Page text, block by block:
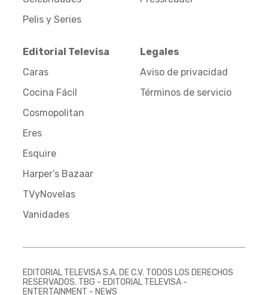
Pelis y Series
Editorial Televisa
Caras
Cocina Fácil
Cosmopolitan
Eres
Esquire
Harper’s Bazaar
TVyNovelas
Vanidades
Legales
Aviso de privacidad
Términos de servicio
EDITORIAL TELEVISA S.A. DE C.V. TODOS LOS DERECHOS
RESERVADOS. TBG - EDITORIAL TELEVISA -
ENTERTAINMENT - NEWS